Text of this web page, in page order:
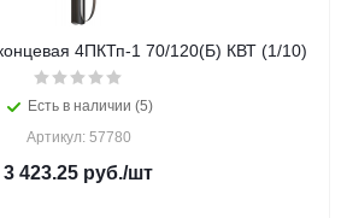
4ПКТп-1 70/120(Б) КВТ (1/10)
Есть в наличии (5)
Артикул: 57780
3 423.25 руб./шт